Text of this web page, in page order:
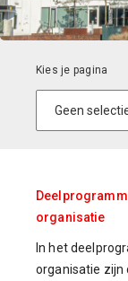
organisatie
In het
organisatie zijn